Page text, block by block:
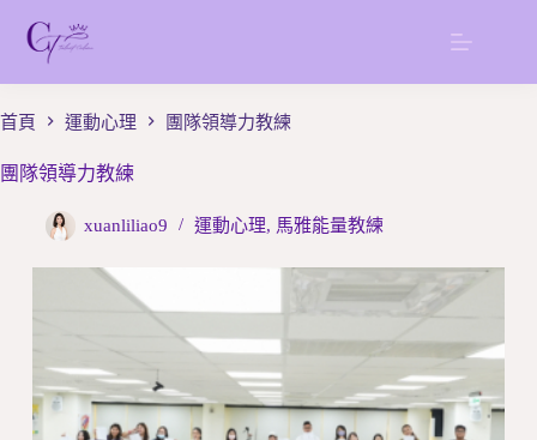
內
首頁 運動心理 團隊領導力教練
團隊領導力教練
xuanliliao9 運動心理, 馬雅能量教練